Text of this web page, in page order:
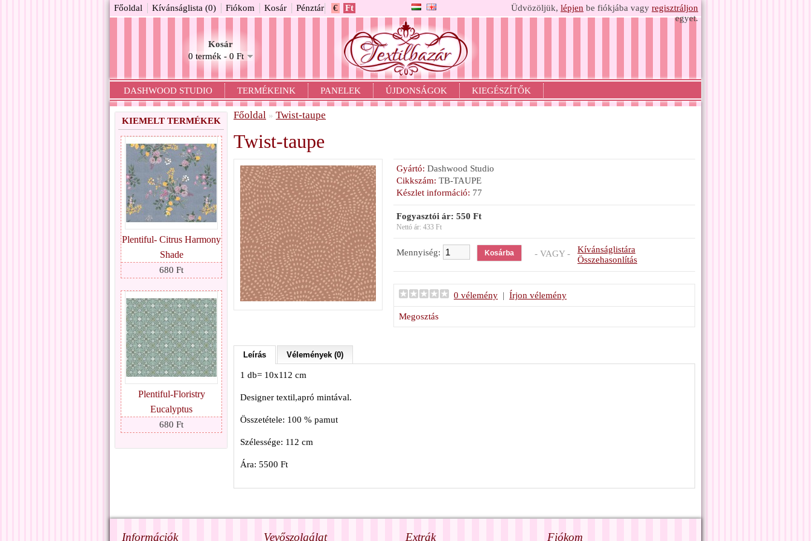
€ Ft
Kosár
0 termék - 0 Ft
Üdvözöljük, lépjen be fiókjába vagy regisztráljon
egyet.
Főoldal Kívánságlista (0) Fiókom Kosár Pénztár
DASHWOOD STUDIO TERMÉKEINK PANELEK ÚJDONSÁGOK KIEGÉSZÍTŐK
KIEMELT TERMÉKEK
Plentiful- Citrus Harmony
Shade
680 Ft
Plentiful-Floristry
Eucalyptus
680 Ft
Főoldal » Twist-taupe
Twist-taupe
Gyártó: Dashwood Studio
Cikkszám: TB-TAUPE
Készlet információ: 77
Fogyasztói ár: 550 Ft
Nettó ár: 433 Ft
Mennyiség: - VAGY - Kívánságlistára
Összehasonlítás
0 vélemény | Írjon vélemény
Megosztás
Leírás Vélemények (0)
1 db= 10x112 cm
Designer textil,apró mintával.
Összetétele: 100 % pamut
Szélessége: 112 cm
Ára: 5500 Ft
Információk Vevőszolgálat Extrák Fiókom